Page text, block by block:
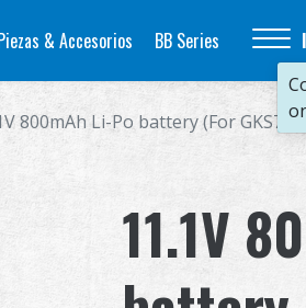
& Accesorios BB Series
800mAh Li-Po battery (For
11.1V